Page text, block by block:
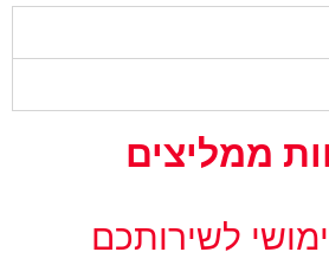
ממליצים
לשירותכם